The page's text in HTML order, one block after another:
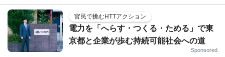
官民で挑むHTTアクション
電力を「へらす・つくる・ためる」で東
京都と企業が歩む持続可能社会への道
Sponsored